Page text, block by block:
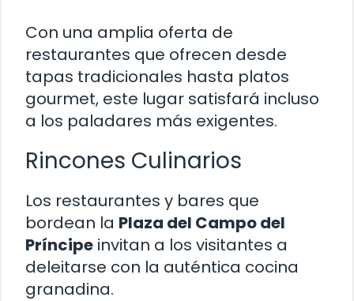
Con una amplia oferta de
restaurantes que ofrecen desde
tapas tradicionales hasta platos
gourmet, este lugar satisfará incluso
a los paladares más exigentes.
Rincones Culinarios
Los restaurantes y bares que
bordean la Plaza del Campo del
Príncipe invitan a los visitantes a
deleitarse con la auténtica cocina
granadina.